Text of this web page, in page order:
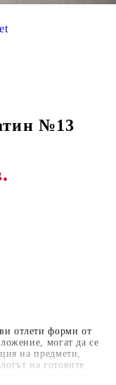
№13
отлети форми от
могат да се
на предмети,
на готовите
от търсенето.